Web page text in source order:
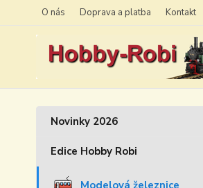
O nás Doprava a platba Kontakt
Novinky 2026
Edice Hobby Robi
Modelová železnice